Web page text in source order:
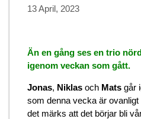
13 April, 2023
Än en gång ses en trio
igenom veckan som gått.
Jonas, Niklas och Mats går
som denna vecka är
det märks att det börjar bli